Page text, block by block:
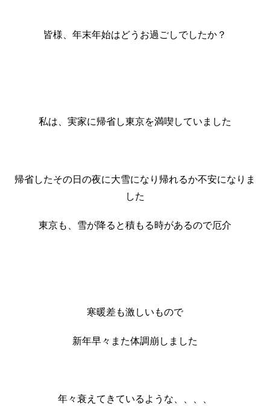
皆様、年末年始はどうお過ごしでしたか？
私は、実家に帰省し東京を満喫していました
帰省したその日の夜に大雪になり帰れるか不安になりま
した
東京も、雪が降ると積もる時があるので厄介
寒暖差も激しいもので
新年早々また体調崩しました
年々衰えてきているような、、、、